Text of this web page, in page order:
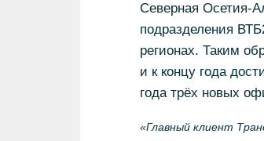
Северная Осетия-
подразделения
регионах. Таким
и к концу года
года трёх новых
«Главный клиент